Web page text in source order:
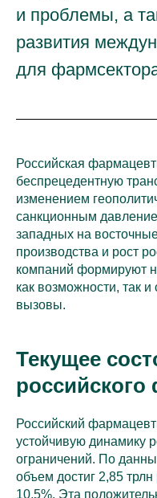
и проблемы, а
развития
для
Российская
беспрецедентную
изменением
санкционным
западных на
производства и рост
компаний формируют
как возможности, так
вызовы.
Текущее
Российский
устойчивую динамику
ограничений. По
объем достиг 2,85
10,5%. Эта